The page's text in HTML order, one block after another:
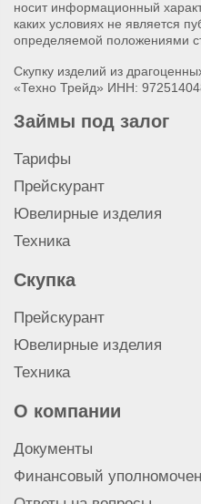
Вся представленная на сайте
носит информационный
каких условиях не является
Скупку изделий из
Тарифы
Прейскурант
Ювелирные изделия
Прейскурант
Ювелирные изделия
Документы
Финансовый